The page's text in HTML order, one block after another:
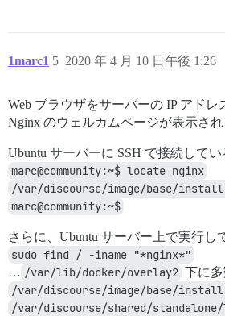
1marc1 2020 年 4 月 10 日午後 1:26
5
Web ブラウザをサーバーの IP アドレ
Nginx のウェルカムページが表示され
Ubuntu サーバーに SSH で接続してい
marc@community:~$ locate nginx
/var/discourse/image/base/
marc@community:~$
さらに、Ubuntu サーバー上で実行し
sudo find / -iname "*nginx*"
… /var/lib/docker/overlay2 下に
/var/discourse/image/base/
/var/discourse/shared/